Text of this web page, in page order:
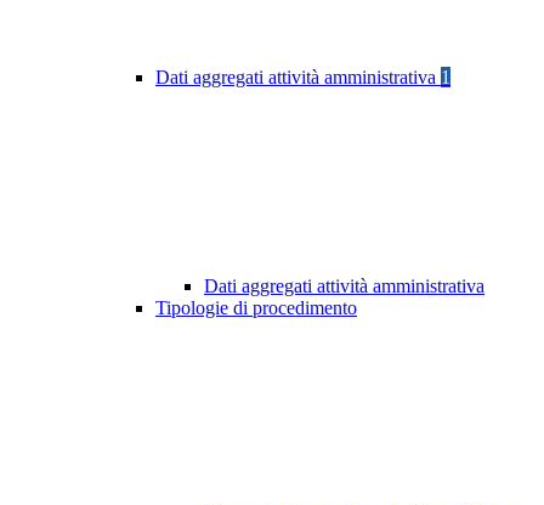
Dati aggregati attività amministrativa 1
Dati aggregati attività amministrativa
Tipologie di procedimento